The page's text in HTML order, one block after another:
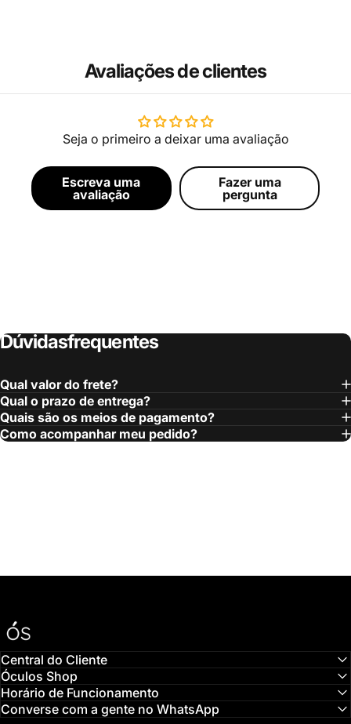
Avaliações de clientes
Seja o primeiro a deixar uma avaliação
Escreva uma
avaliação
Fazer uma
pergunta
Dúvidasfrequentes
Qual valor do frete?
Qual o prazo de entrega?
Quais são os meios de pagamento?
Como acompanhar meu pedido?
Óculos Shop
Central do Cliente
Óculos Shop
Horário de Funcionamento
Converse com a gente no WhatsApp